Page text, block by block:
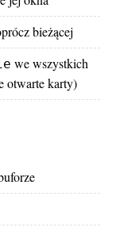
bieżącej
we wszystkich
otwarte karty)